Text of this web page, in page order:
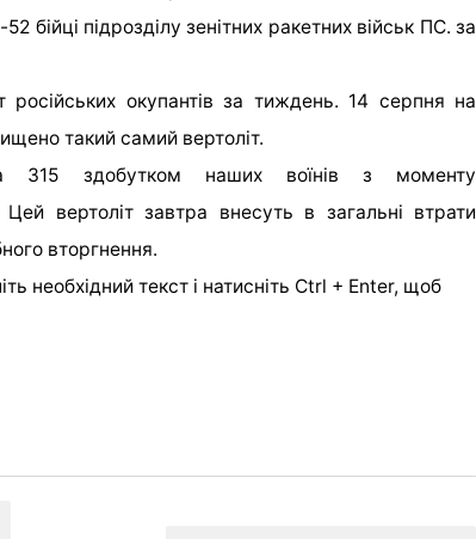
бійці підрозділу зенітних ракетних військ ПС. за
окупантів за тиждень. 14 серпня на
такий самий вертоліт.
315 здобутком наших воїнів з моменту
вертоліт завтра внесуть в загальні втрати
вторгнення.
необхідний текст і натисніть Ctrl + Enter, щоб